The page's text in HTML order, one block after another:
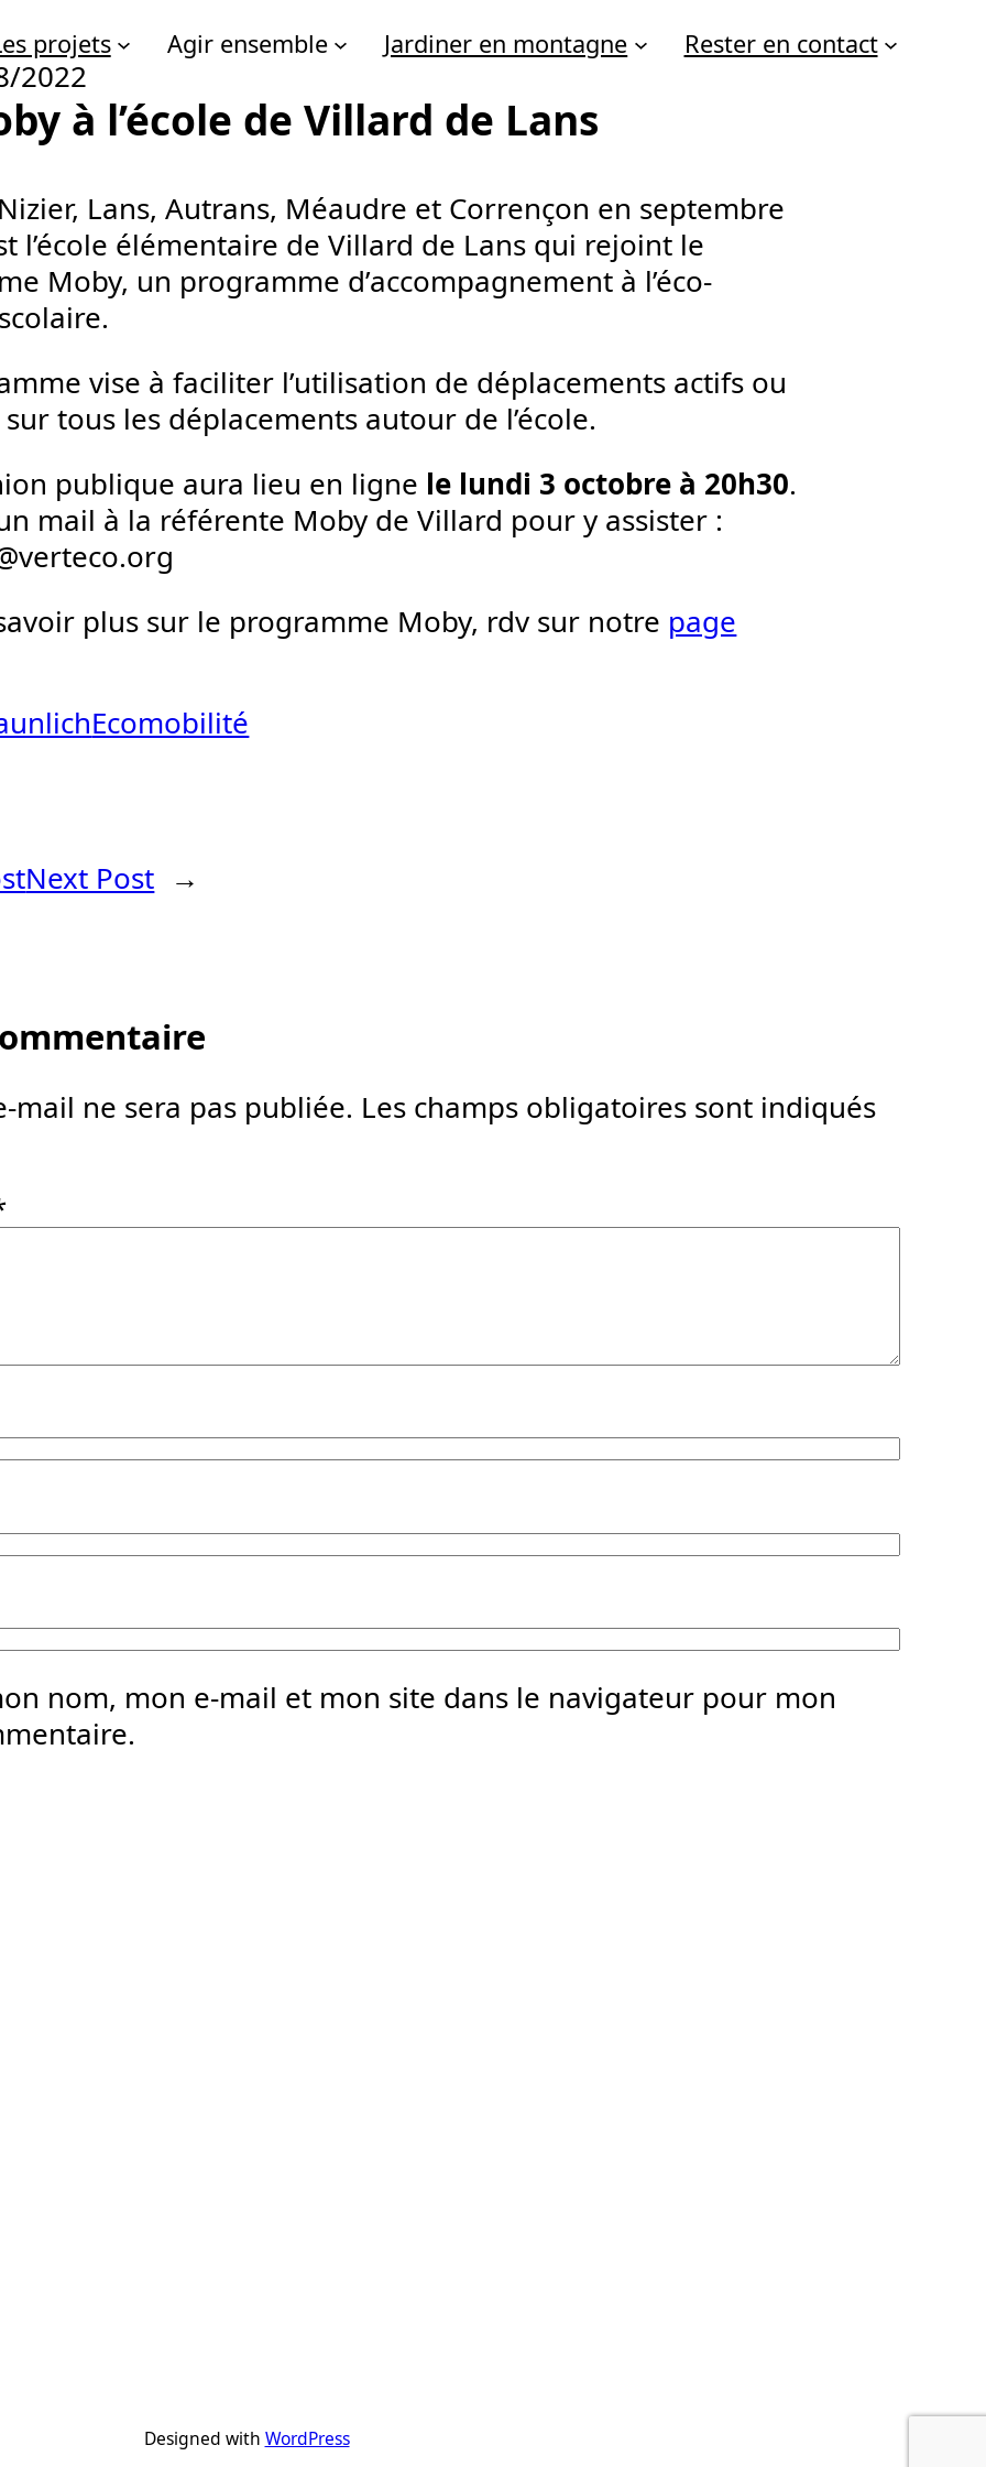
projets Agir ensemble Jardiner en montagne Rester en contact
2022
à l’école de Villard de Lans
Lans, Autrans, Méaudre et Corrençon en septembre
l’école élémentaire de Villard de Lans qui rejoint le
Moby, un programme d’accompagnement à l’éco-
vise à faciliter l’utilisation de déplacements actifs ou
tous les déplacements autour de l’école.
publique aura lieu en ligne le lundi 3 octobre à 20h30.
mail à la référente Moby de Villard pour y assister :
plus sur le programme Moby, rdv sur notre page
Ecomobilité
Next Post →
mail ne sera pas publiée. Les champs obligatoires sont indiqués
nom, mon e-mail et mon site dans le navigateur pour mon
Designed with WordPress